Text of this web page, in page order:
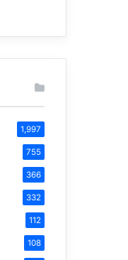
1,997
755
366
332
112
108